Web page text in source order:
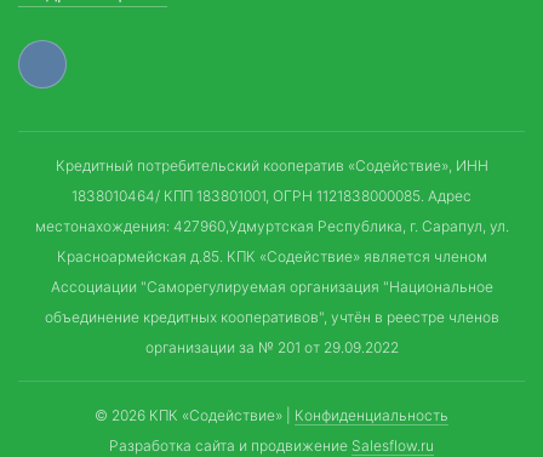
Кредитный потребительский кооператив «Содействие», ИНН
1838010464/ КПП 183801001, ОГРН 1121838000085. Адрес
местонахождения: 427960,Удмуртская Республика, г. Сарапул, ул.
Красноармейская д.85. КПК «Содействие» является членом
Ассоциации "Саморегулируемая организация "Национальное
объединение кредитных кооперативов", учтён в реестре членов
организации за № 201 от 29.09.2022
© 2026 КПК «Содействие»
Конфиденциальность
Разработка сайта и продвижение Salesflow.ru